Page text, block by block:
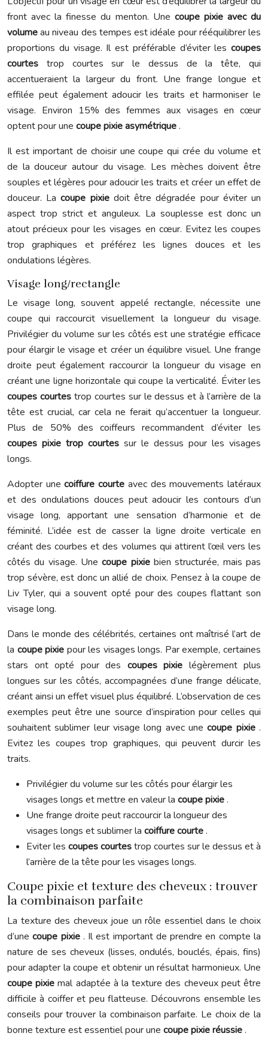
front avec la finesse du menton. Une coupe pixie avec du
volumeau niveau des tempes est idéale pour rééquilibrer les
proportions du visage. Il est préférable d’éviter les coupes
courtes trop courtes sur le dessus de la tête, qui
accentueraient la largeur du front. Une frange longue et
effilée peut également adoucir les traits et harmoniser le
visage. Environ 15% des femmes aux visages en cœur
optent pour une coupe pixie asymétrique.
Il est important de choisir une coupe qui crée du volume et
de la douceur autour du visage. Les mèches doivent être
souples et légères pour adoucir les traits et créer un effet de
douceur. Lacoupe pixie doit être dégradée pour éviter un
aspect trop strict et anguleux. La souplesse est donc un
atout précieux pour les visages en cœur. Evitez les coupes
trop graphiques et préférez les lignes douces et les
ondulations légères.
Visage long/rectangle
Le visage long, souvent appelé rectangle, nécessite une
coupe qui raccourcit visuellement la longueur du visage.
Privilégier du volume sur les côtés est une stratégie efficace
pour élargir le visage et créer un équilibre visuel. Une frange
droite peut également raccourcir la longueur du visage en
créant une ligne horizontale qui coupe la verticalité. Éviter les
coupes courtes trop courtes sur le dessus et à l’arrière de la
tête est crucial, car cela ne ferait qu’accentuer la longueur.
Plus de 50% des coiffeurs recommandent d’éviter les
coupes pixie trop courtes sur le dessus pour les visages
longs.
Adopter unecoiffure courte avec des mouvements latéraux
et des ondulations douces peut adoucir les contours d’un
visage long, apportant une sensation d’harmonie et de
féminité. L’idée est de casser la ligne droite verticale en
créant des courbes et des volumes qui attirent l’œil vers les
côtés du visage. Unecoupe pixiebien structurée, mais pas
trop sévère, est donc un allié de choix. Pensez à la coupe de
Liv Tyler, qui a souvent opté pour des coupes flattant son
visage long.
Dans le monde des célébrités, certaines ont maîtrisé l’art de
la coupe pixie pour les visages longs. Par exemple, certaines
stars ont opté pour des coupes pixie légèrement plus
longues sur les côtés, accompagnées d’une frange délicate,
créant ainsi un effet visuel plus équilibré. L’observation de ces
exemples peut être une source d’inspiration pour celles qui
souhaitent sublimer leur visage long avec unecoupe pixie.
Evitez les coupes trop graphiques, qui peuvent durcir les
traits.
Privilégier du volume sur les côtés pour élargir les
visages longs et mettre en valeur la coupe pixie.
Une frange droite peut raccourcir la longueur des
visages longs et sublimer la coiffure courte.
Eviter les coupes courtestrop courtes sur le dessus et à
l’arrière de la tête pour les visages longs.
Coupe pixie et texture des cheveux : trouver
la combinaison parfaite
La texture des cheveux joue un rôle essentiel dans le choix
d’unecoupe pixie . Il est important de prendre en compte la
nature de ses cheveux (lisses, ondulés, bouclés, épais, fins)
pour adapter la coupe et obtenir un résultat harmonieux. Une
coupe pixiemal adaptée à la texture des cheveux peut être
difficile à coiffer et peu flatteuse. Découvrons ensemble les
conseils pour trouver la combinaison parfaite. Le choix de la
bonne texture est essentiel pour une coupe pixie réussie.